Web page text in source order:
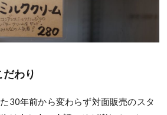
わり
30年前から変わらず対面販売のスタ